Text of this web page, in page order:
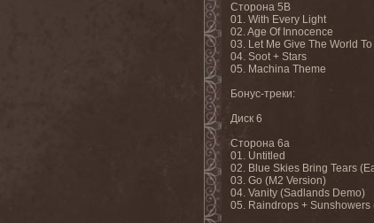
Сторона 5B
01. With Every Light
02. Age Of Innocence
03. Let Me Give The World To
04. Soot + Stars
05. Machina Theme
Бонус-треки:
Диск 6
Сторона 6a
01. Untitled
02. Blue Skies Bring Tears
03. Go (M2 Version)
04. Vanity (Sadlands Demo)
05. Raindrops + Sunshowers